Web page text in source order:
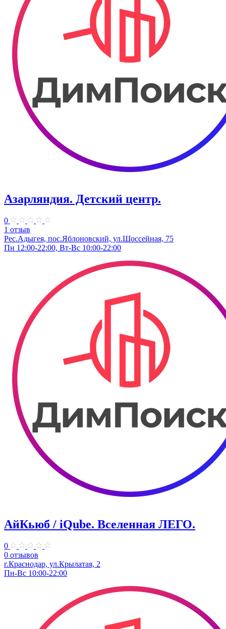
Азарляндия. ​Детский центр.
0
1 отзыв
Рес.Адыгея, пос.Яблоновский, ул.Шоссейная, 75
Пн 12:00-22:00, Вт-Вс 10:00-22:00
АйКьюб / iQube. Вселенная ЛЕГО.
0
0 отзывов
г.Краснодар, ул.Крылатая, 2
Пн-Вс 10:00-22:00